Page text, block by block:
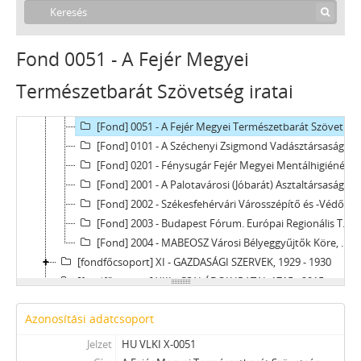
Fond 0051 - A Fejér Megyei
Természetbarát Szövetség iratai
[fondfőcsoport] VIII - INTÉZETEK, INTÉZMÉNYEK, 1868 - 2019
[fondfőcsoport] X - EGYESÜLETEK, (TÖMEG)SZERVEZETEK, PÁRTOK, 1948 - 2012
[Fond] 0001 - A Magyar Dolgozók Pártja Székesfehérvári Bizottsága iratai, 1948–1949
[Fond] 0002 - A Hazafias Népfront 13. (Székesfehérvár) Kerületi Bizottságának iratai, 1971–1985
[Fond] 0003 - Hadifoglyok Bajtársi Szövetségének iratai, 1989–1996
[Fond] 0051 - A Fejér Megyei Természetbarát Szövetség iratai, 1965–1998
[Fond] 0101 - A Széchenyi Zsigmond Vadásztársaság iratai, 1986–1992
[Fond] 0201 - Fénysugár Fejér Megyei Mentálhigiénés Betegek Egyesületének iratai, 1998–2009
[Fond] 2001 - A Palotavárosi (Jóbarát) Asztaltársaság iratai, 1948–1949
[Fond] 2002 - Székesfehérvári Városszépítő és -Védő Egyesület iratai, 1983–2007
[Fond] 2003 - Budapest Fórum. Európai Regionális Tanulmányok Hálózata iratai, 1997–2012
[Fond] 2004 - MABEOSZ Városi Bélyeggyűjtők Köre, utóbb Székesfehérvári Bélyeggyűjtő Kör iratai, 1885-2003
[fondfőcsoport] XI - GAZDASÁGI SZERVEK, 1929 - 1930
[fondfőcsoport] XIII - CSALÁDOK IRATAI, 1715 - 2015
[fondfőcsoport] XIV - SZEMÉLYEK IRATAI, 1822 - 2012
[fondfőcsoport] XV - GYŰJTEMÉNYEK, 1701 - 2017
[fondfőcsoport] XVI - TANÁCSKÖZTÁRSASÁG IRATAI, 1919
Azonosítási adatcsoport
Jelzet
HU VLKI X-0051